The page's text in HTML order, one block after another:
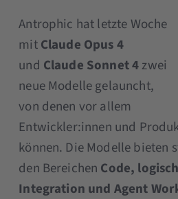
Antrophic hat letzte Woche
mitClaude Opus 4
und Claude Sonnet 4zwei
neue Modelle gelauncht,
von denen vor allem
Entwickler:innen und
können. Die Modelle bieten
den Bereichen Code,
Integration und Agent